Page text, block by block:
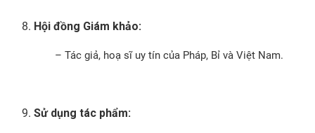
Hội đồng Giám khảo:
– Tác giả, hoạ sĩ uy tín của Pháp, Bỉ và Việt Nam.
Sử dụng tác phẩm: